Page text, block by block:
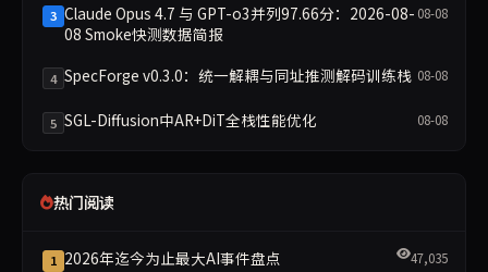
3 Claude Opus 4.7 与 GPT-o3并列97.66分：2026-08-
08 Smoke快测数据简报
08-08
4 SpecForge v0.3.0：统一解耦与同址推测解码训练栈 08-08
5 SGL-Diffusion中AR+DiT全栈性能优化 08-08
热门阅读
1 2026年迄今为止最大AI事件盘点 47,035